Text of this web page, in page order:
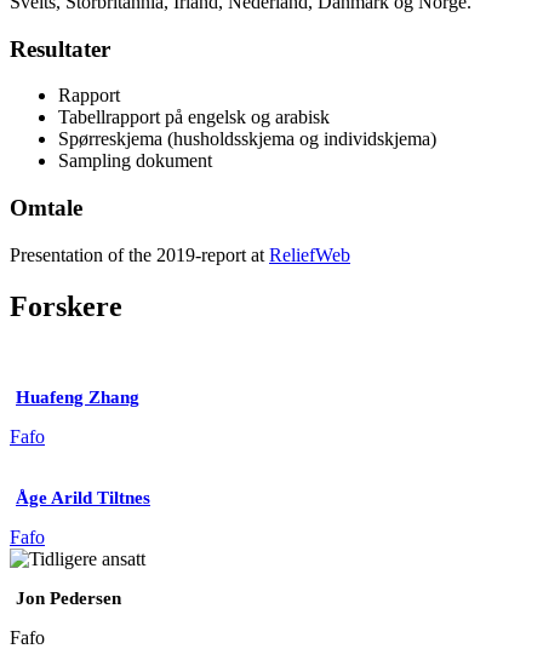
Resultater
Rapport
Tabellrapport på engelsk og arabisk
Spørreskjema (husholdsskjema og individskjema)
Sampling dokument
Omtale
Presentation of the 2019-report at ReliefWeb
Forskere
Huafeng Zhang
Fafo
Åge Arild Tiltnes
Fafo
Jon Pedersen
Fafo